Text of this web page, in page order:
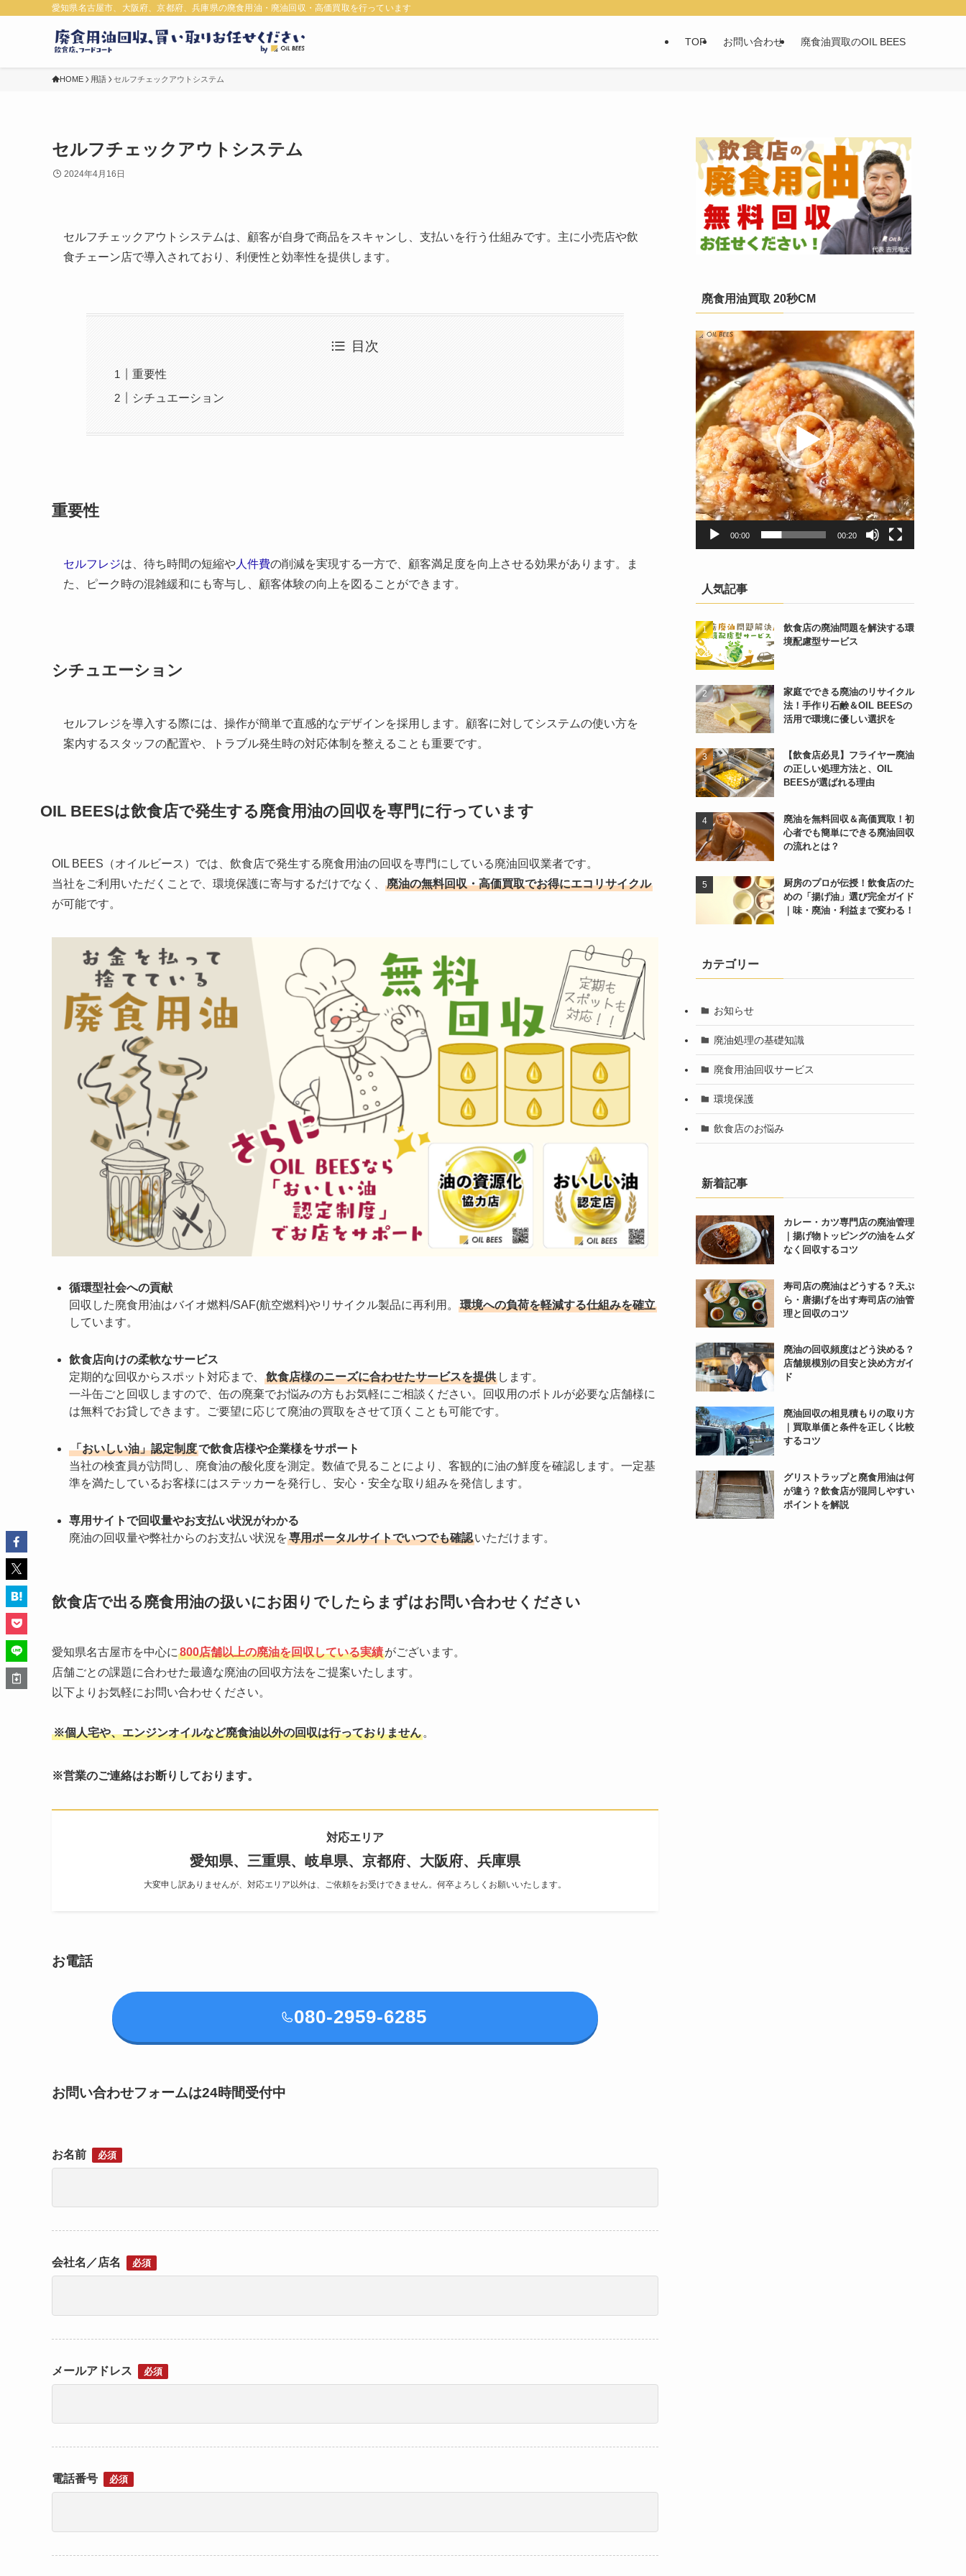
愛知県名古屋市、大阪府、京都府、兵庫県の廃食用油・廃油回収・高価買取を行っています
TOP お問い合わせ 廃食油買取のOIL BEES
HOME 用語 セルフチェックアウトシステム
セルフチェックアウトシステム
2024年4月16日
セルフチェックアウトシステムは、顧客が自身で商品をスキャンし、支払いを行う仕組みです。主に小売店や飲
食チェーン店で導入されており、利便性と効率性を提供します。
目次
重要性
シチュエーション
重要性
セルフレジは、待ち時間の短縮や人件費の削減を実現する一方で、顧客満足度を向上させる効果があります。ま
た、ピーク時の混雑緩和にも寄与し、顧客体験の向上を図ることができます。
シチュエーション
セルフレジを導入する際には、操作が簡単で直感的なデザインを採用します。顧客に対してシステムの使い方を
案内するスタッフの配置や、トラブル発生時の対応体制を整えることも重要です。
OIL BEESは飲食店で発生する廃食用油の回収を専門に行っています
OIL BEES（オイルビース）では、飲食店で発生する廃食用油の回収を専門にしている廃油回収業者です。
当社をご利用いただくことで、環境保護に寄与するだけでなく、
廃油の無料回収・高価買取でお得にエコリサイクル
が可能です。
循環型社会への貢献
回収した廃食用油はバイオ燃料/SAF(航空燃料)やリサイクル製品に再利用。
環境への負荷を軽減する仕組みを確立
しています。
飲食店向けの柔軟なサービス
定期的な回収からスポット対応まで、
飲食店様のニーズに合わせたサービスを提供 します。
一斗缶ごと回収しますので、缶の廃棄でお悩みの方もお気軽にご相談ください。回収用のボトルが必要な店舗様に
は無料でお貸しできます。ご要望に応じて廃油の買取をさせて頂くことも可能です。
「おいしい油」認定制度で飲食店様や企業様をサポート
当社の検査員が訪問し、廃食油の酸化度を測定。数値で見ることにより、客観的に油の鮮度を確認します。一定基
準を満たしているお客様にはステッカーを発行し、安心・安全な取り組みを発信します。
専用サイトで回収量やお支払い状況がわかる
廃油の回収量や弊社からのお支払い状況を専用ポータルサイトでいつでも確認いただけます。
飲食店で出る廃食用油の扱いにお困りでしたらまずはお問い合わせください
愛知県名古屋市を中心に 800店舗以上の廃油を回収している実績がございます。
店舗ごとの課題に合わせた最適な廃油の回収方法をご提案いたします。
以下よりお気軽にお問い合わせください。
※個人宅や、エンジンオイルなど廃食油以外の回収は行っておりません 。
※営業のご連絡はお断りしております。
対応エリア
愛知県、三重県、岐阜県、京都府、大阪府、兵庫県
大変申し訳ありませんが、対応エリア以外は、ご依頼をお受けできません。何卒よろしくお願いいたします。
お電話
080-2959-6285
お問い合わせフォームは24時間受付中
お名前 必須
会社名／店名 必須
メールアドレス 必須
電話番号 必須
廃食用油買取 20秒CM
動
画
プ
レ
ー
ヤ
ー
00:00 00:20
人気記事
飲食店の廃油問題を解決する環
境配慮型サービス
家庭でできる廃油のリサイクル
法！手作り石鹸＆OIL BEESの
活用で環境に優しい選択を
【飲食店必見】フライヤー廃油
の正しい処理方法と、OIL
BEESが選ばれる理由
廃油を無料回収＆高価買取！初
心者でも簡単にできる廃油回収
の流れとは？
厨房のプロが伝授！飲食店のた
めの「揚げ油」選び完全ガイド
｜味・廃油・利益まで変わる！
カテゴリー
お知らせ
廃油処理の基礎知識
廃食用油回収サービス
環境保護
飲食店のお悩み
新着記事
カレー・カツ専門店の廃油管理
｜揚げ物トッピングの油をムダ
なく回収するコツ
寿司店の廃油はどうする？天ぷ
ら・唐揚げを出す寿司店の油管
理と回収のコツ
廃油の回収頻度はどう決める？
店舗規模別の目安と決め方ガイ
ド
廃油回収の相見積もりの取り方
｜買取単価と条件を正しく比較
するコツ
グリストラップと廃食用油は何
が違う？飲食店が混同しやすい
ポイントを解説